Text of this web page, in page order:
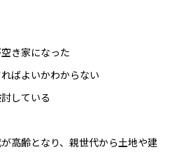
き家になった
ばよいかわからない
している
高齢となり、親世代から土地や建